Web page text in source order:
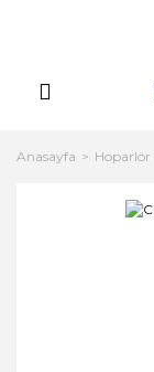
Anasayfa Hoparlör